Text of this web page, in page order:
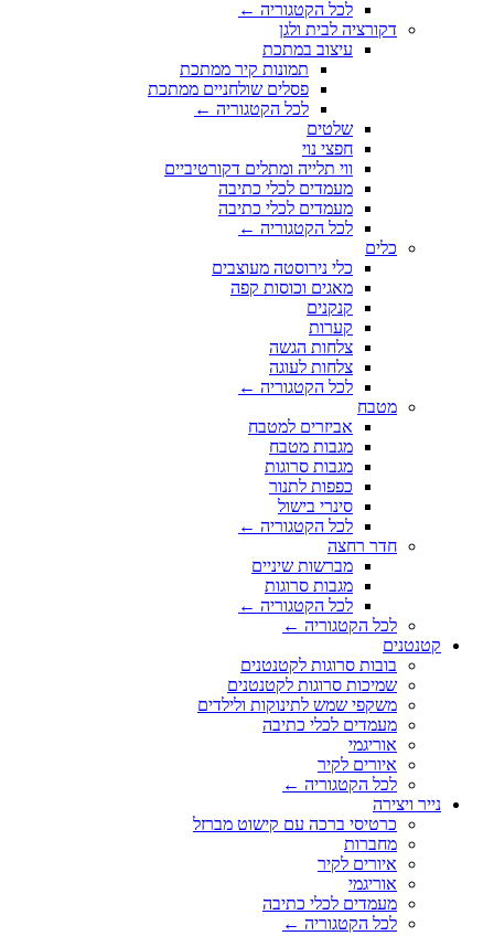
לכל הקטגוריה ←
דקורציה לבית ולגן
עיצוב במתכת
תמונות קיר ממתכת
פסלים שולחניים ממתכת
לכל הקטגוריה ←
שלטים
חפצי נוי
ווי תלייה ומתלים דקורטיביים
מעמדים לכלי כתיבה
מעמדים לכלי כתיבה
לכל הקטגוריה ←
כלים
כלי נירוסטה מעוצבים
מאגים וכוסות קפה
קנקנים
קערות
צלחות הגשה
צלחות לעוגה
לכל הקטגוריה ←
מטבח
אביזרים למטבח
מגבות מטבח
מגבות סרוגות
כפפות לתנור
סינרי בישול
לכל הקטגוריה ←
חדר רחצה
מברשות שיניים
מגבות סרוגות
לכל הקטגוריה ←
לכל הקטגוריה ←
קטנטנים
בובות סרוגות לקטנטנים
שמיכות סרוגות לקטנטנים
משקפי שמש לתינוקות ולילדים
מעמדים לכלי כתיבה
אוריגמי
איורים לקיר
לכל הקטגוריה ←
נייר ויצירה
כרטיסי ברכה עם קישוט מברזל
מחברות
איורים לקיר
אוריגמי
מעמדים לכלי כתיבה
לכל הקטגוריה ←